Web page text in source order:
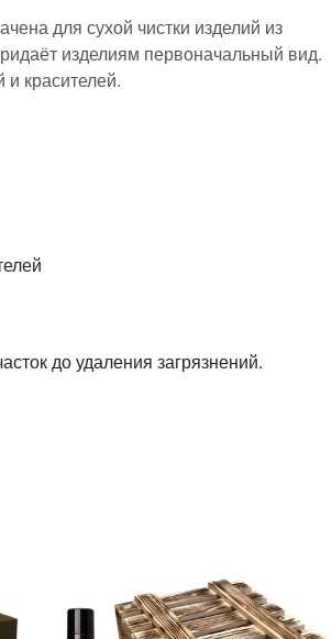
для сухой чистки изделий из
изделиям первоначальный вид.
и красителей.
до удаления загрязнений.